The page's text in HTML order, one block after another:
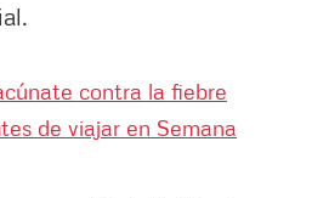
contra la fiebre
de viajar en Semana